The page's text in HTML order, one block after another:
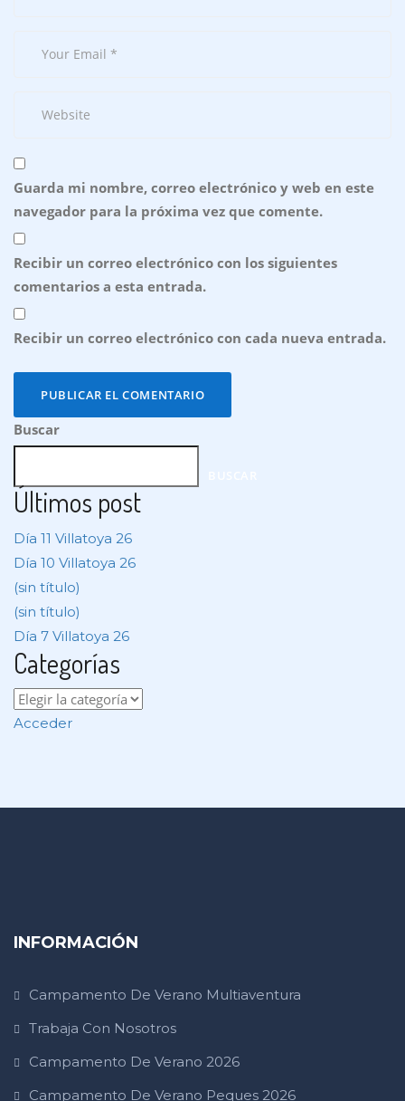
Guarda mi nombre, correo electrónico y web en este
navegador para la próxima vez que comente.
Recibir un correo electrónico con los siguientes
comentarios a esta entrada.
Recibir un correo electrónico con cada nueva entrada.
Buscar
Últimos post
Día 11 Villatoya 26
Día 10 Villatoya 26
(sin título)
(sin título)
Día 7 Villatoya 26
Categorías
Acceder
INFORMACIÓN
Campamento De Verano Multiaventura
Trabaja Con Nosotros
Campamento De Verano 2026
Campamento De Verano Peques 2026